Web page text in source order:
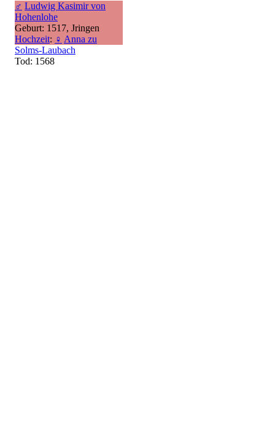
♂ Ludwig Kasimir von
Hohenlohe
Geburt: 1517, Jringen
Hochzeit: ♀ Anna zu
Solms-Laubach
Tod: 1568